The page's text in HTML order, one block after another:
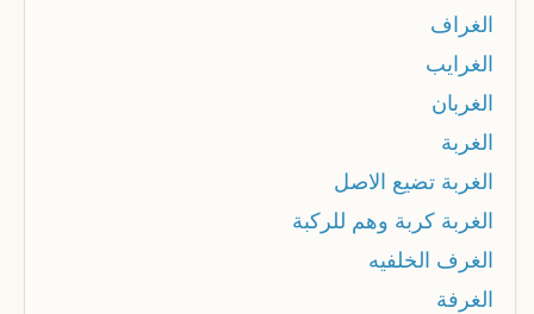
الغراف
الغرايب
الغربان
الغربة
الغربة تضيع الاصل
الغربة كربة وهم للركبة
الغرف الخلفيه
الغرفة